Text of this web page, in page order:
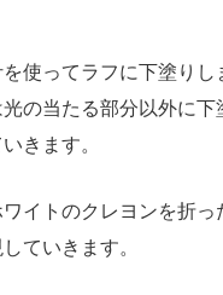
使ってラフに下塗りし
の当たる部分以外に
きます。
イトのクレヨンを折っ
ていきます。